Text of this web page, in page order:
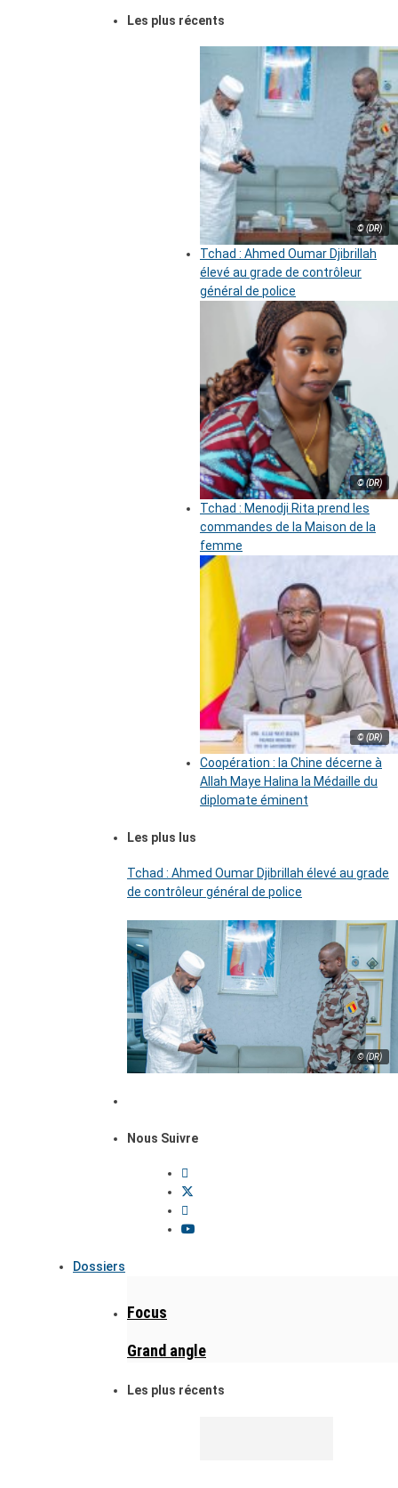
Les plus récents
© (DR)
Tchad : Ahmed Oumar Djibrillah
élevé au grade de contrôleur
général de police
© (DR)
Tchad : Menodji Rita prend les
commandes de la Maison de la
femme
© (DR)
Coopération : la Chine décerne à
Allah Maye Halina la Médaille du
diplomate éminent
Les plus lus
Tchad : Ahmed Oumar Djibrillah élevé au grade
de contrôleur général de police
© (DR)
Nous Suivre
Dossiers
Focus
Grand angle
Les plus récents